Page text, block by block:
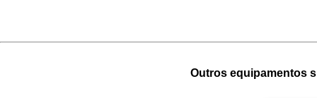
Outros equipamentos